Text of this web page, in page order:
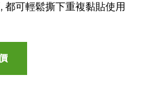
都可輕鬆撕下重複黏貼使用